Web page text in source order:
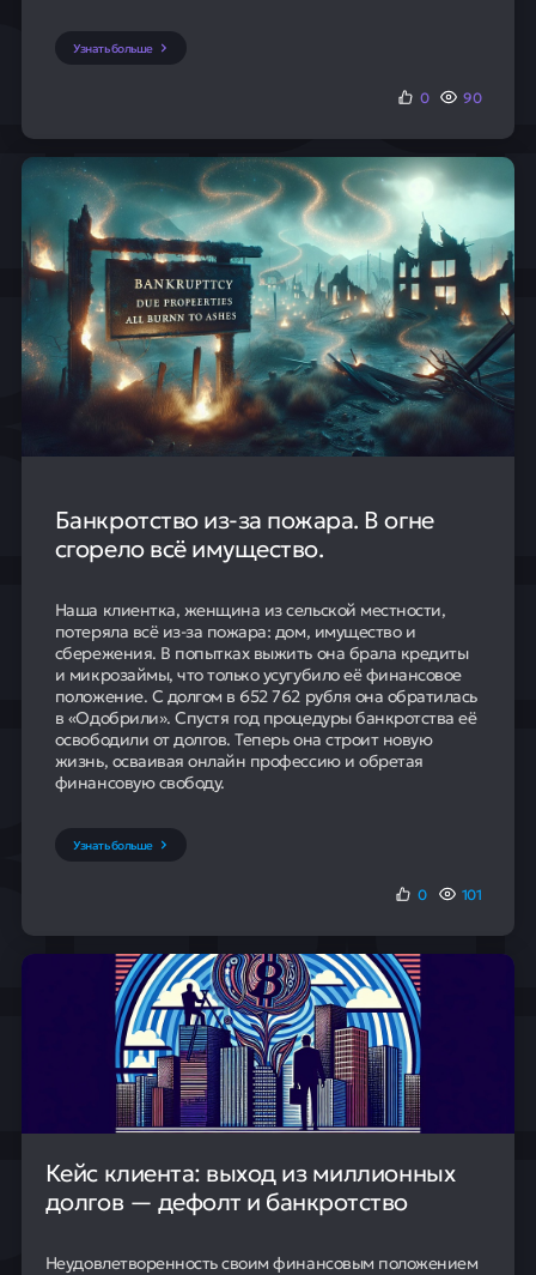
Узнать больше
0 90
Банкротство из-за пожара. В огне
сгорело всё имущество.
Наша клиентка, женщина из сельской местности,
потеряла всё из-за пожара: дом, имущество и
сбережения. В попытках выжить она брала кредиты
и микрозаймы, что только усугубило её финансовое
положение. С долгом в 652 762 рубля она обратилась
в «Одобрили». Спустя год процедуры банкротства её
освободили от долгов. Теперь она строит новую
жизнь, осваивая онлайн профессию и обретая
финансовую свободу.
Узнать больше
0 101
Кейс клиента: выход из миллионных
долгов — дефолт и банкротство
Неудовлетворенность своим финансовым положением